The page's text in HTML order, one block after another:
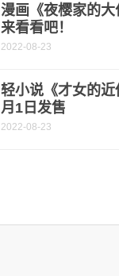
漫画《夜樱家的
来看看吧！
2022-08-23
轻小说《才女的
月1日发售
2022-08-23